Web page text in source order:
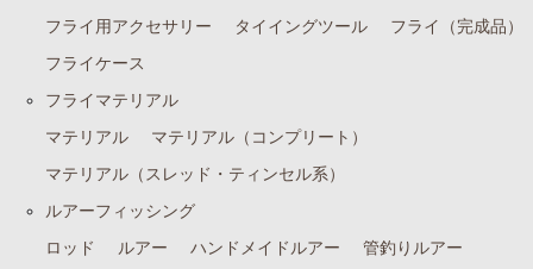
フライ用アクセサリー
タイイングツール
フライ（完成品）
フライケース
フライマテリアル
マテリアル
マテリアル（コンプリート）
マテリアル（スレッド・ティンセル系）
ルアーフィッシング
ロッド
ルアー ハンドメイドルアー
管釣りルアー